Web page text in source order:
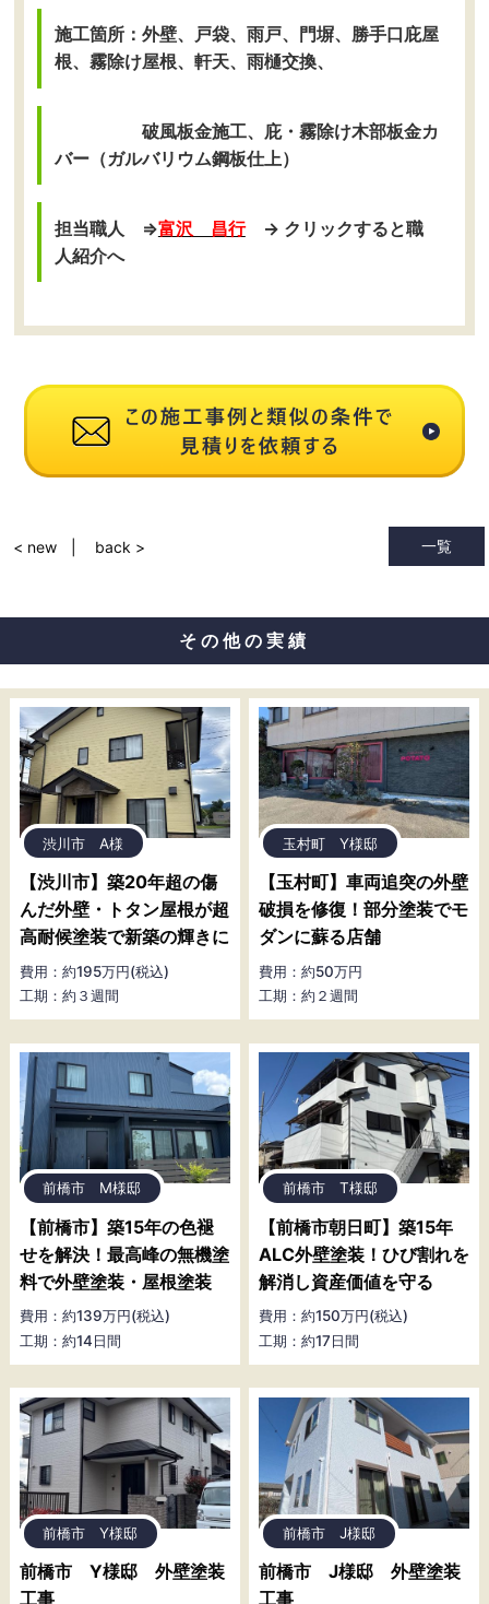
施工箇所：外壁、戸袋、雨戸、門塀、勝手口庇屋
根、霧除け屋根、軒天、雨樋交換、
破風板金施工、庇・霧除け木部板金カ
バー（ガルバリウム鋼板仕上）
担当職人 ⇒富沢 昌行→ クリックすると職
人紹介へ
一覧
< new back >
その他の実績
渋川市 A様
【渋川市】築20年超の傷
んだ外壁・トタン屋根が超
高耐候塗装で新築の輝きに
費用：約195万円(税込)
工期：約３週間
玉村町 Y様邸
【玉村町】車両追突の外壁
破損を修復！部分塗装でモ
ダンに蘇る店舗
費用：約50万円
工期：約２週間
前橋市 M様邸
【前橋市】築15年の色褪
せを解決！最高峰の無機塗
料で外壁塗装・屋根塗装
費用：約139万円(税込)
工期：約14日間
前橋市 T様邸
【前橋市朝日町】築15年
ALC外壁塗装！ひび割れを
解消し資産価値を守る
費用：約150万円(税込)
工期：約17日間
前橋市 Y様邸
前橋市 Y様邸 外壁塗装
工事
前橋市 J様邸
前橋市 J様邸 外壁塗装
工事